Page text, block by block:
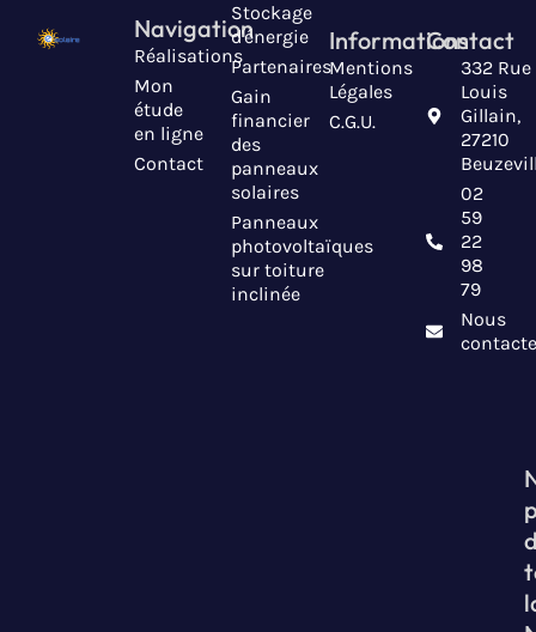
Navigation
Réalisations
Mon
étude
en ligne
Contact
Stockage
d'énergie
Partenaires
Gain
financier
des
panneaux
solaires
Panneaux
photovoltaïques
sur toiture
inclinée
Informations
Mentions
Légales
C.G.U.
Contact
332 Rue
Louis
Gillain,
27210
02
59
22
98
79
Nous